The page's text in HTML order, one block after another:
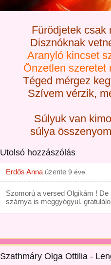
Fürödjetek csak
Disznóknak
Aranyló kincset
Önzetlen szeretet
Téged mérgez
Szívem vérzik,
Súlyuk van
súlya
Utolsó hozzászólás
Erdős Anna üzente 9 éve
Szomorú a versed Olgikám !
szárnya is meggyógyul.
Szathmáry Olga Ottilia -